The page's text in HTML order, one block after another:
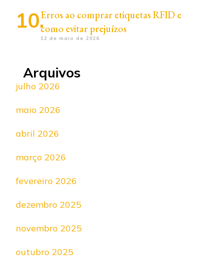
Erros ao comprar etiquetas RFID e
como evitar prejuízos
12 de maio de 2026
Arquivos
julho 2026
maio 2026
abril 2026
março 2026
fevereiro 2026
dezembro 2025
novembro 2025
outubro 2025